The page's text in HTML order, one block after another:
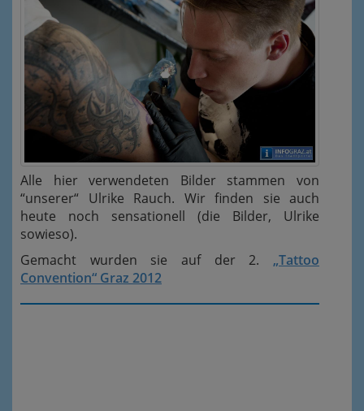
Alle hier verwendeten Bilder stammen von
“unserer“ Ulrike Rauch. Wir finden sie auch
heute noch sensationell (die Bilder, Ulrike
sowieso).
Gemacht wurden sie auf der 2. „Tattoo
Convention“ Graz 2012